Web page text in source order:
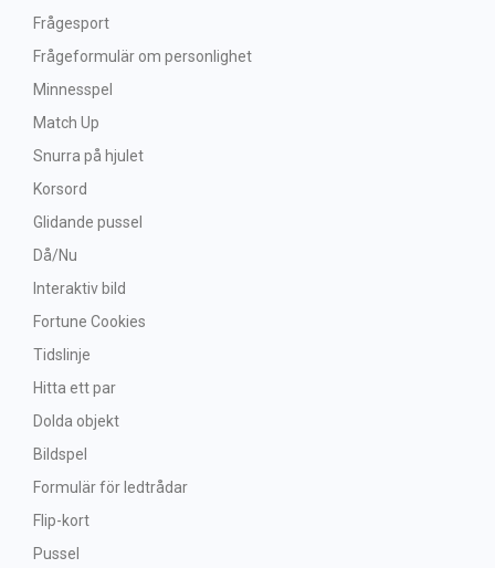
Frågesport
Frågeformulär om personlighet
Minnesspel
Match Up
Snurra på hjulet
Korsord
Glidande pussel
Då/Nu
Interaktiv bild
Fortune Cookies
Tidslinje
Hitta ett par
Dolda objekt
Bildspel
Formulär för ledtrådar
Flip-kort
Pussel